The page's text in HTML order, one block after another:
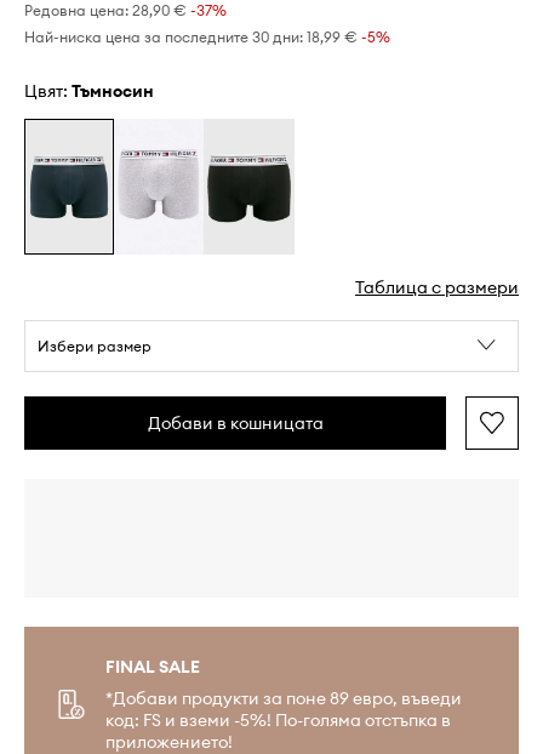
Редовна цена: 28,90 € -37%
Най-ниска цена за последните 30 дни: 18,99 € -5%
Цвят: тъмносин
Таблица с размери
Избери размер
Добави в кошницата
FINAL SALE
*Добави продукти за поне 89 евро, въведи
код: FS и вземи -5%! По-голяма отстъпка в
приложението!